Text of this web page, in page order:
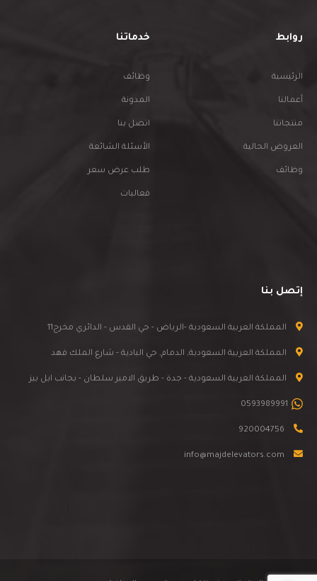
روابط
الرئيسية
أعمالنا
منتجاتنا
العروض الحالية
وظائف
خدماتنا
وظائف
المدونة
اتصل بنا
الأسئلة الشائعة
طلب عرض سعر
فعاليات
إتصل بنا
المملكة العربية السعودية -الرياض - حي القدس - الدائري مخرج11
المملكة العربية السعودية, الدمام, حي البادية - شارع الملك فهد
المملكة العربية السعودية - جدة - طريق الامير سلطان - بجانب ابل بيز
0593989991
920004756
info@majdelevators.com